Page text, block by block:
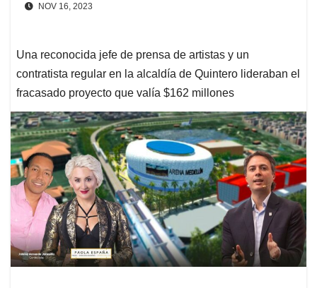
NOV 16, 2023
Una reconocida jefe de prensa de artistas y un
contratista regular en la alcaldía de Quintero lideraban el
fracasado proyecto que valía $162 millones